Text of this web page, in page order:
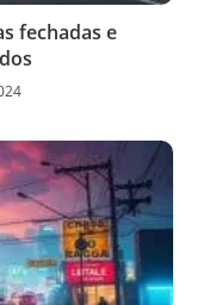
fechadas e